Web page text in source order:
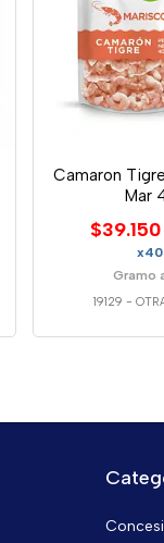
Camaron
Mar
$39.150
Gramo
19129 -